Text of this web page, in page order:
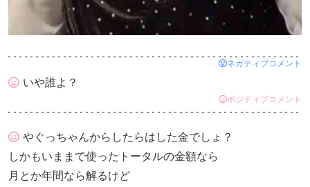
ネガティブコメント
いや誰よ？
ポジティブコメント
やぐっちゃんからしたらはした金でしょ？
しかもいままで使ったトータルの金額なら
月とか年間なら解るけど